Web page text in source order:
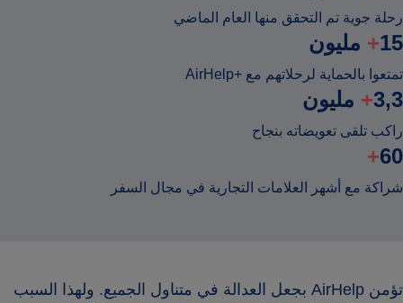
رحلة جوية تم التحقق منها العام الماضي
15
+ مليون
تمتعوا بالحماية لرحلاتهم مع +AirHelp
3,3
+ مليون
راكب تلقى تعويضاته بنجاح
60
+
شراكة مع أشهر العلامات التجارية في مجال السفر
تؤمن AirHelp بجعل العدالة في متناول الجميع. ولهذا السبب